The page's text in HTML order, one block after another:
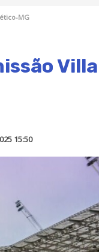
MG
Villa
15:50